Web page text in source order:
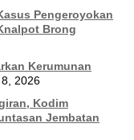
Pengeroyokan
Brong
Kerumunan
2026
Kodim
Jembatan